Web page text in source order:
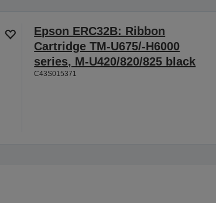
Epson ERC32B: Ribbon
Cartridge TM-U675/-H6000
series, M-U420/820/825 black
C43S015371